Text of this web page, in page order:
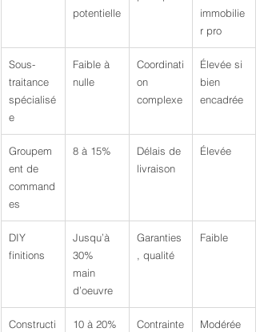
potentielle
immobilie
r pro
Sous-
traitance
spécialisé
e
Faible à
nulle
Coordinati
on
complexe
Élevée si
bien
encadrée
Groupem
ent de
command
es
8 à 15%
Délais de
livraison
Élevée
DIY
finitions
Jusqu’à
30%
main
d’oeuvre
Garanties
, qualité
Faible
Constructi
10 à 20%
Contrainte
Modérée